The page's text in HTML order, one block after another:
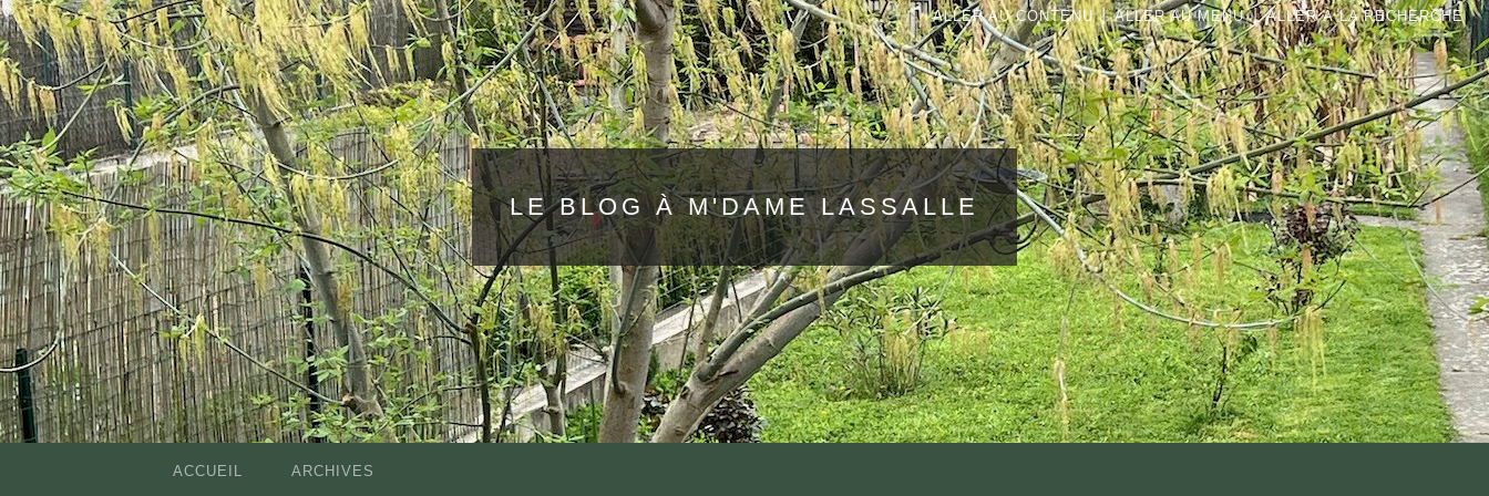
ALLER AU CONTENU | ALLER AU MENU | ALLER À LA RECHERCHE
LE BLOG À M'DAME LASSALLE
ACCUEIL ARCHIVES